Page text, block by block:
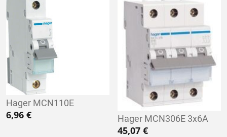
Hager MCN110E
6,96 € Hager MCN306E 3x6A
45,07€